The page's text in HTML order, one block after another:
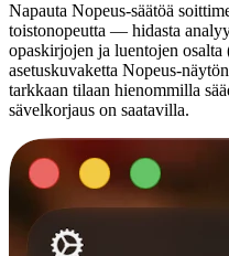
Napauta Nopeus-säätöä
toistonopeutta — hidasta
opaskirjojen ja luentojen
asetuskuvaketta Nopeus-
tarkkaan tilaan hienommilla
sävelkorjaus on saatavilla.